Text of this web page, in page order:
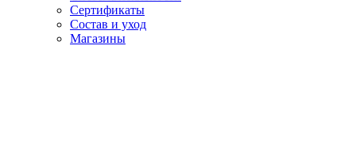
Сертификаты
Состав и уход
Магазины